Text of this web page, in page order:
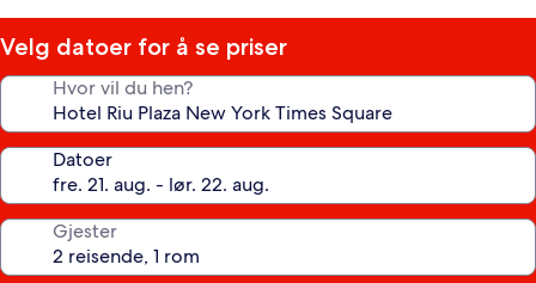
stjerner
Velg datoer for å se priser
Hvor vil du hen?
Datoer
Gjester